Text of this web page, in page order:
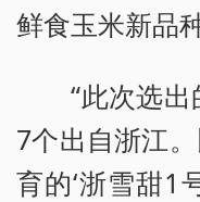
鲜食玉米新品种
“此次选
7个出自浙江
育的‘浙雪甜1